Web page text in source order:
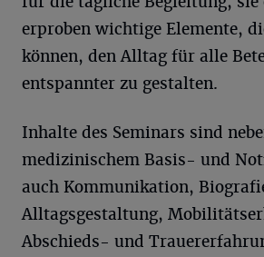
erproben wichtige Elemente,
können, den Alltag für alle
entspannter zu gestalten.
Inhalte des Seminars sind
medizinischem Basis- und
auch Kommunikation,
Alltagsgestaltung,
Abschieds- und